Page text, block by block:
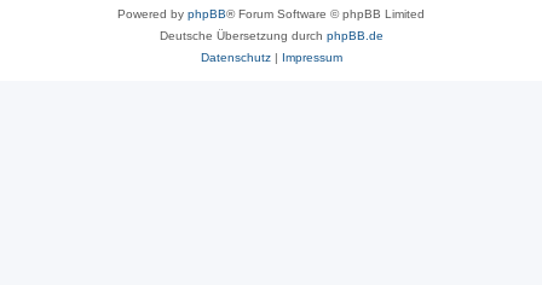
Powered by phpBB® Forum Software © phpBB Limited
Deutsche Übersetzung durch phpBB.de
Datenschutz| Impressum